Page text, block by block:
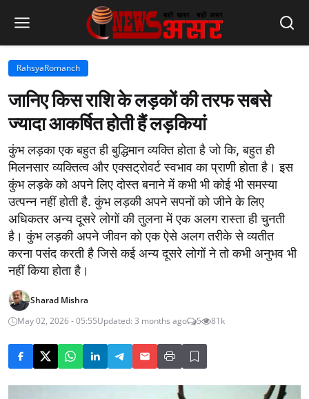
RahsyaRomanch
जानिए किस राशि के लड़कों की तरफ सबसे
ज्यादा आकर्षित होती हैं लड़कियां
कुंभ लड़का एक बहुत ही बुद्धिमान व्यक्ति होता है जो कि, बहुत ही
मिलनसार व्यक्तित्व और एक्सट्रोवर्ट स्वभाव का प्राणी होता है। इस
कुंभ लड़के को अपने लिए दोस्त बनाने में कभी भी कोई भी समस्या
उत्पन्न नहीं होती है. कुंभ लड़की अपने सपनों को जीने के लिए
अधिकतर अन्य दूसरे लोगों की तुलना में एक अलग रास्ता ही चुनती
है। कुंभ लड़की अपने जीवन को एक ऐसे अलग तरीके से व्यतीत
करना पसंद करती है जिसे कई अन्य दूसरे लोगों ने तो कभी अनुभव भी
नहीं किया होता है।
Sharad Mishra
May 02, 2026 - 05:55Updated: 3 months ago 5 81k